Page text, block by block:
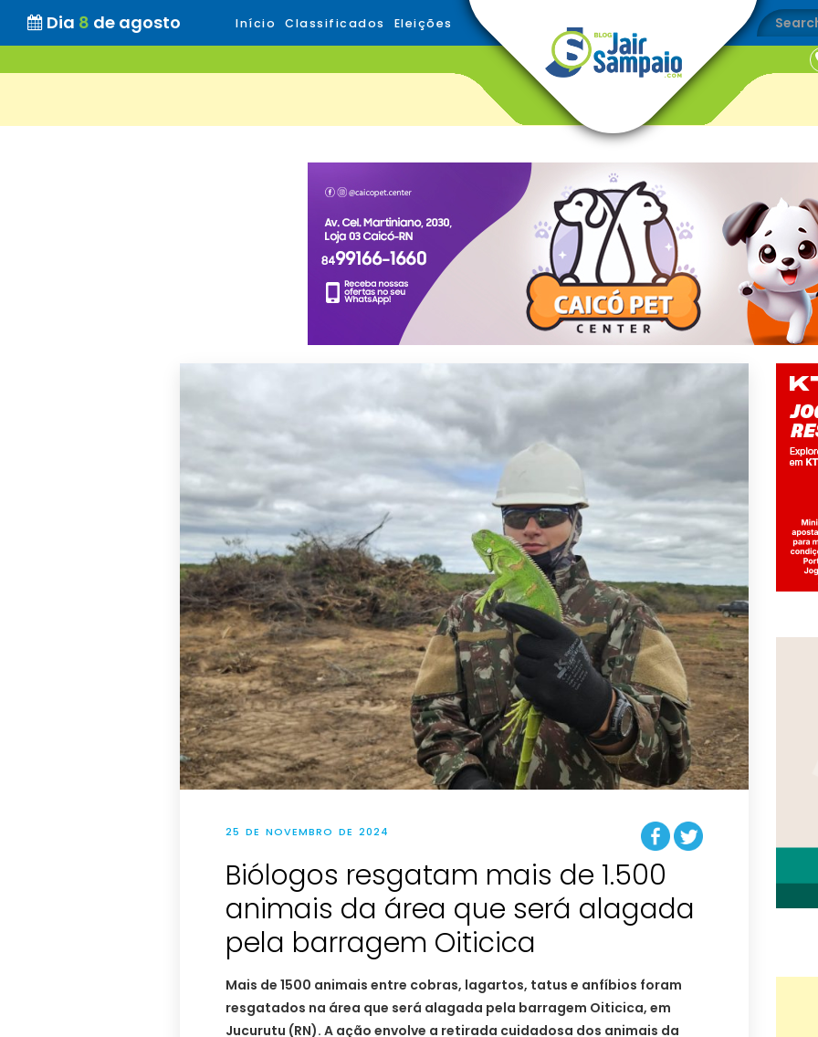
Dia 8 de agosto Início Classificados Eleições
25 DE NOVEMBRO DE 2024
Biólogos resgatam mais de 1.500
animais da área que será alagada
pela barragem Oiticica
Mais de 1500 animais entre cobras, lagartos, tatus e anfíbios foram
resgatados na área que será alagada pela barragem Oiticica, em
Jucurutu (RN). A ação envolve a retirada cuidadosa dos animais da